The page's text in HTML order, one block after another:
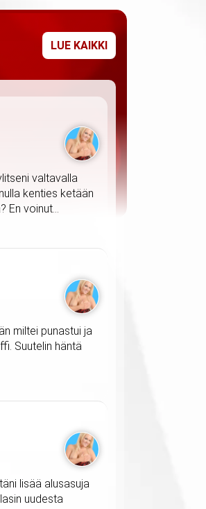
LUE KAIKKI
valtavalla
kenties ketään
En voinut...
miltei punastui ja
Suutelin häntä
lisää alusasuja
uudesta